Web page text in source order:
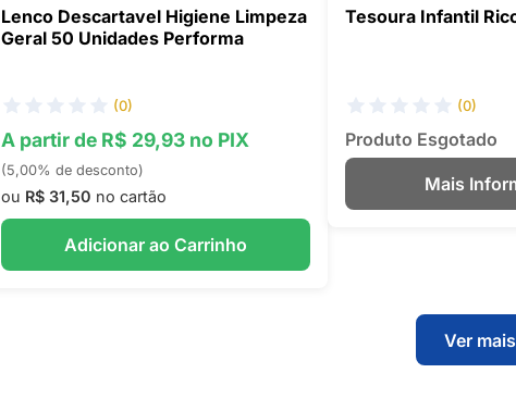
Lenco Descartavel Higiene Limpeza
Geral 50 Unidades Performa
(0)
A partir de R$ 29,93 no PIX
(5,00% de desconto)
ou R$ 31,50 no cartão
Adicionar ao Carrinho
Tesoura Infantil
(0)
Produto Esgotado
Mais
Ver